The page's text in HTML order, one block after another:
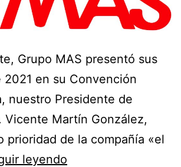
Grupo MAS presentó sus
2021 en su Convención
nuestro Presidente de
Vicente Martín González,
prioridad de la compañía «el
leyendo